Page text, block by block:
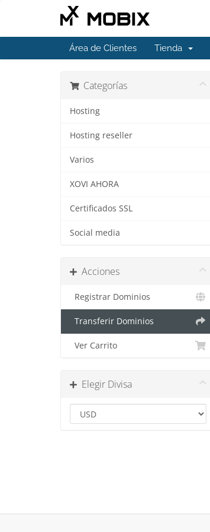
Área de Clientes Tienda
Categorías
Hosting
Hosting reseller
Varios
XOVI AHORA
Certificados SSL
Social media
Acciones
Registrar Dominios
Transferir Dominios
Ver Carrito
Elegir Divisa